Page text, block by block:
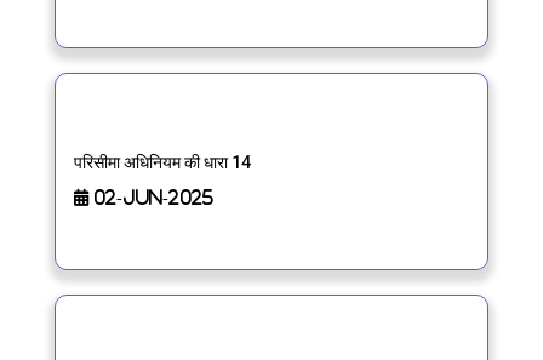
परिसीमा अधिनियम की धारा 14
02-Jun-2025